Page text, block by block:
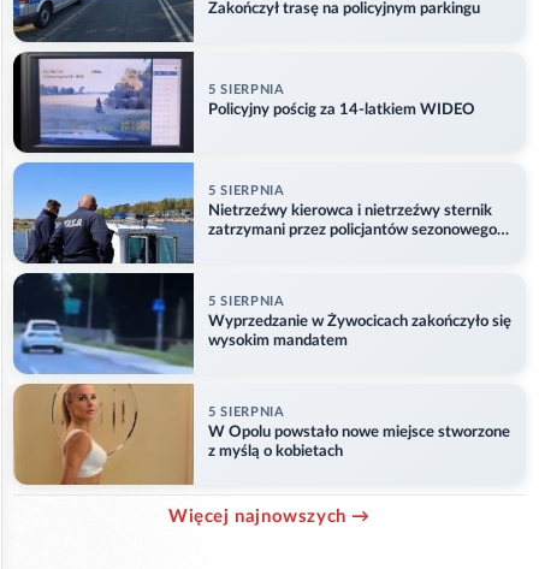
Zakończył trasę na policyjnym parkingu
5 SIERPNIA
Policyjny pościg za 14-latkiem WIDEO
5 SIERPNIA
Nietrzeźwy kierowca i nietrzeźwy sternik
zatrzymani przez policjantów sezonowego
5 SIERPNIA
Wyprzedzanie w Żywocicach zakończyło się
wysokim mandatem
5 SIERPNIA
W Opolu powstało nowe miejsce stworzone
z myślą o kobietach
Więcej najnowszych →